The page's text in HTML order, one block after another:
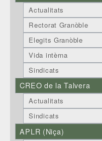
Actualitats
Rectorat Granòble
Elegits Granòble
Vida intèrna
Sindicats
CREO de la Talvera
Actualitats
Sindicats
APLR (Niça)